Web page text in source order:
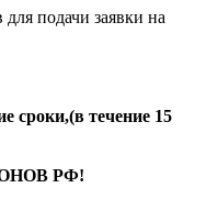
подачи заявки на
сроки,(в течение 15
РФ!